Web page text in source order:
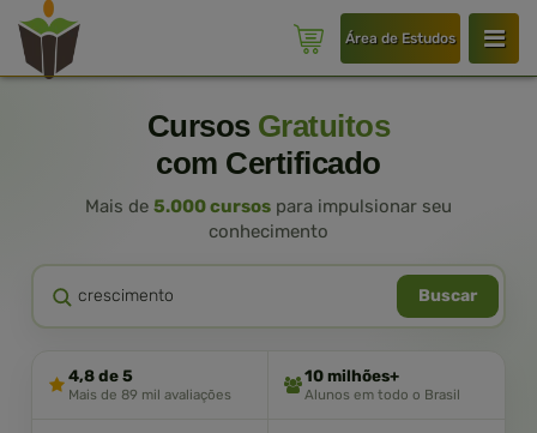
Área de Estudos
Cursos Gratuitos
com Certificado
Mais de 5.000 cursos para impulsionar seu
conhecimento
Buscar
4,8 de 5
Mais de 89 mil avaliações
10 milhões+
Alunos em todo o Brasil